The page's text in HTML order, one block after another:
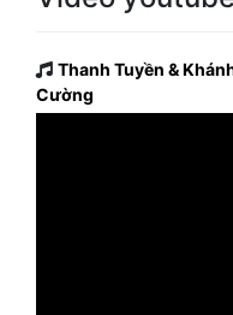
Thanh Tuyền &
Cường